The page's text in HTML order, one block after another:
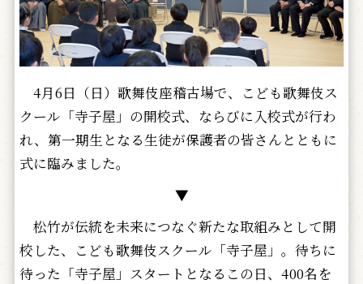
4月6日（日）歌舞伎座稽古場で、こども歌舞伎ス
クール「寺子屋」の開校式、ならびに入校式が行わ
れ、第一期生となる生徒が保護者の皆さんとともに
式に臨みました。
▼
松竹が伝統を未来につなぐ新たな取組みとして開
校した、こども歌舞伎スクール「寺子屋」。待ちに
待った「寺子屋」スタートとなるこの日、400名を